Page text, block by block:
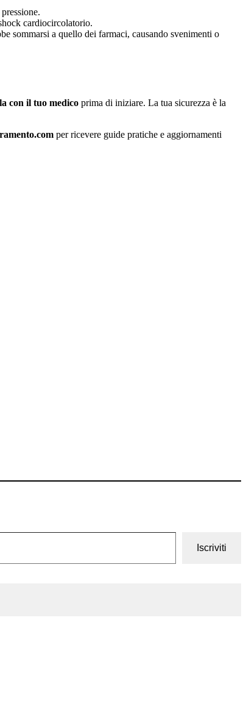
cardiocircolatorio.
sommarsi a quello dei farmaci, causando svenimenti o
con il tuo medico prima di iniziare. La tua sicurezza è la
per ricevere guide pratiche e aggiornamenti
Iscriviti